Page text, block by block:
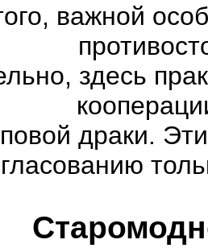
важной
здесь
драки.